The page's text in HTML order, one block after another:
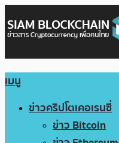
เมนู
ข่าวคริปโตเคอเรนซี่
ข่าว Bitcoin